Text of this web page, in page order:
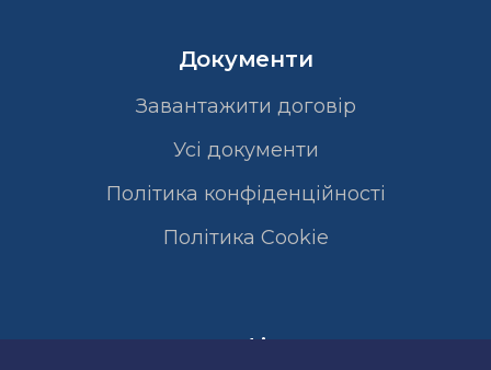
Документи
Завантажити договір
Усі документи
Політика конфіденційності
Полiтика Cookie
Сертифікати